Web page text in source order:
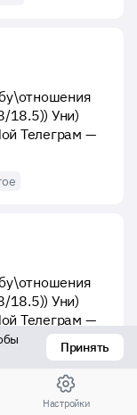
18.5)) Уни)
Телеграм —
18.5)) Уни)
Телеграм —
Принять
Настройки